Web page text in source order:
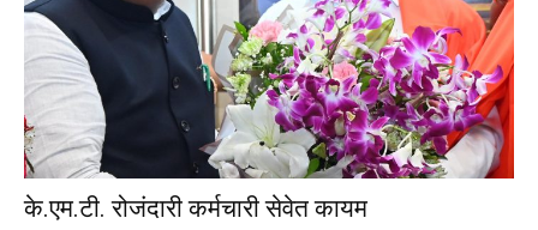
के.एम.टी. रोजंदारी कर्मचारी सेवेत कायम